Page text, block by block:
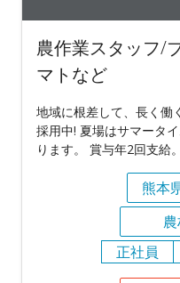
農作業スタッフ/
マトなど
地域に根差して、長く働
採用中! 夏場はサマータ
ります。 賞与年2回支給
熊本
正社員